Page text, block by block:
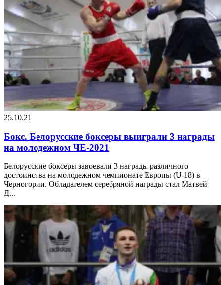
25.10.21
Бокс. Белорусские боксеры выиграли 3 награды
на молодежном ЧЕ-2021
Белорусские боксеры завоевали 3 награды различного
достоинства на молодежном чемпионате Европы (U-18) в
Черногории. Обладателем серебряной награды стал Матвей
Д...